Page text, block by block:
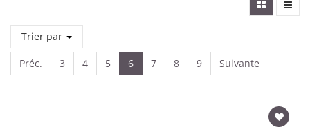
Trier par
Préc. 3 4 5 6 7 8 9 Suivante